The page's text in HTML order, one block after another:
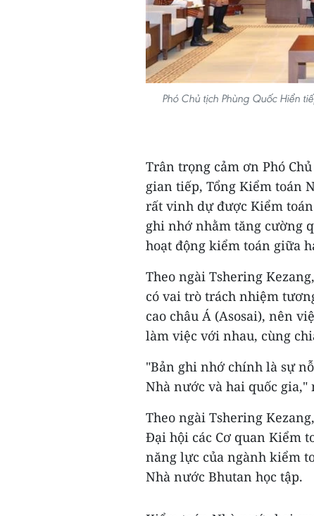
Phó Chủ tịch Phùng Quốc Hiển
Trân trọng cảm ơn Phó
gian tiếp, Tổng Kiểm toán
rất vinh dự được Kiểm
ghi nhớ nhằm tăng cường
hoạt động kiểm toán giữa
Theo ngài Tshering
có vai trò trách nhiệm
cao châu Á (Asosai), nên
làm việc với nhau, cùng
"Bản ghi nhớ chính là sự
Nhà nước và hai quốc
Theo ngài Tshering
Đại hội các Cơ quan Kiểm
năng lực của ngành kiểm
Nhà nước Bhutan học tập.